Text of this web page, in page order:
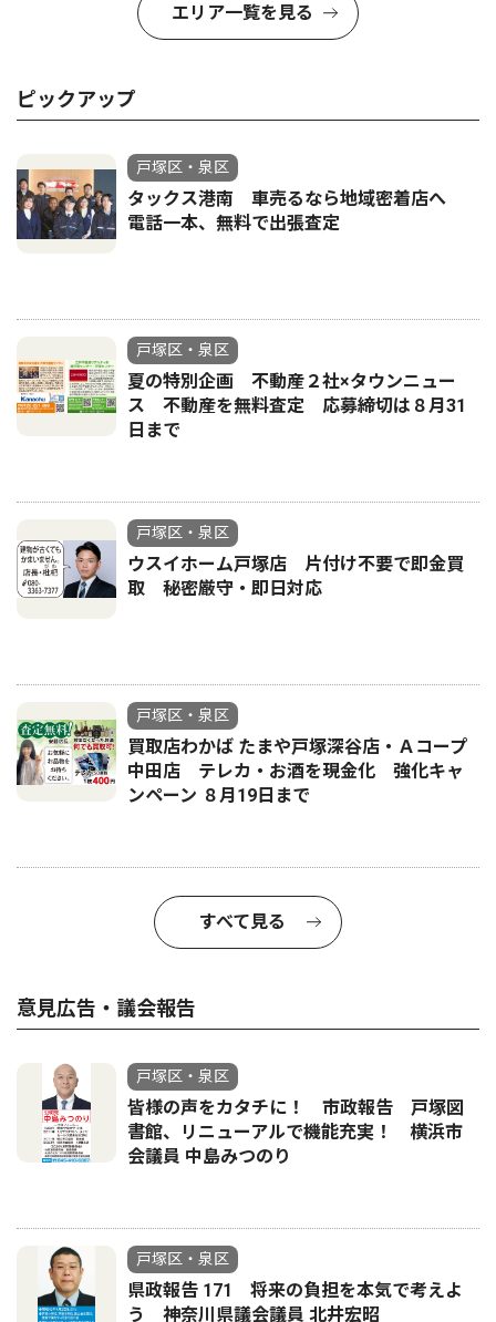
エリア一覧を見る
ピックアップ
戸塚区・泉区
タックス港南 車売るなら地域密着店へ
電話一本、無料で出張査定
戸塚区・泉区
夏の特別企画 不動産２社×タウンニュー
ス 不動産を無料査定 応募締切は８月31
日まで
戸塚区・泉区
ウスイホーム戸塚店 片付け不要で即金買
取 秘密厳守・即日対応
戸塚区・泉区
買取店わかば たまや戸塚深谷店・Ａコープ
中田店 テレカ・お酒を現金化 強化キャ
ンペーン ８月19日まで
すべて見る
意見広告・議会報告
戸塚区・泉区
皆様の声をカタチに！ 市政報告 戸塚図
書館、リニューアルで機能充実！ 横浜市
会議員 中島みつのり
戸塚区・泉区
県政報告 171 将来の負担を本気で考えよ
う 神奈川県議会議員 北井宏昭